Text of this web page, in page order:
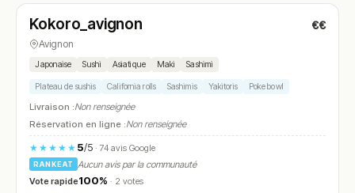
N° 20
Kokoro_avignon €€
Avignon
Japonaise Sushi Asiatique Maki Sashimi
Plateau de sushis California rolls Sashimis Yakitoris Poke bowl
Livraison :Non renseignée
Réservation en ligne :Non renseignée
★★★★★ 5/5· 74 avis Google
RANKEAT
Aucun avis par la communauté
Vote rapide100% · 2 votes